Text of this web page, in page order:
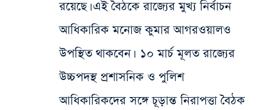
রয়েছে। এই বৈঠকে রাজ্যের মুখ্য নির্বাচন
আধিকারিক মনোজ কুমার আগরওয়ালও
উপস্থিত থাকবেন। ১০ মার্চ মূলত রাজ্যের
উচ্চপদস্থ প্রশাসনিক ও পুলিশ
আধিকারিকদের সঙ্গে চূড়ান্ত নিরাপত্তা বৈঠক